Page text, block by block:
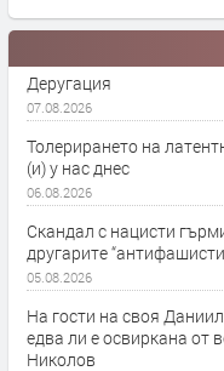
Деругация
07.08.2026
Толерирането на
(и) у нас днес
06.08.2026
Скандал с нацисти
другарите
05.08.2026
На гости на своя
едва ли е освиркана от
Николов